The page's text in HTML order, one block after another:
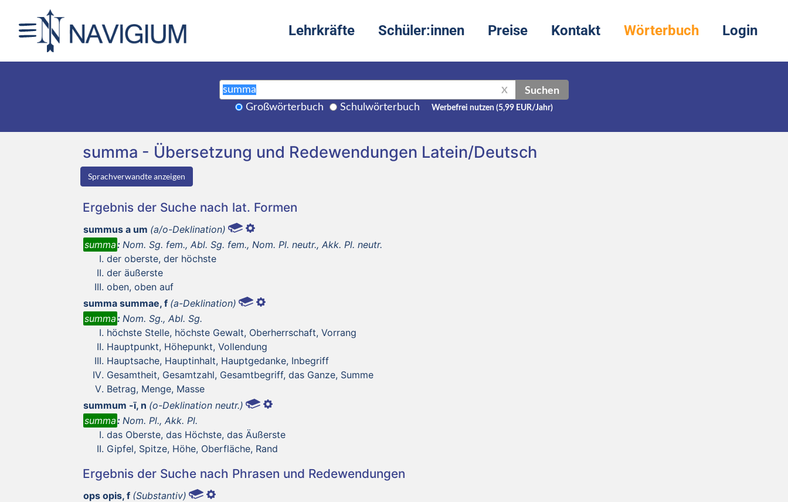
Lehrkräfte Schüler:innen Preise Kontakt Wörterbuch Login
X Suchen
Großwörterbuch Schulwörterbuch Werbefrei nutzen (5,99 EUR/Jahr)
summa - Übersetzung und Redewendungen Latein/Deutsch
Sprachverwandte anzeigen
Ergebnis der Suche nach lat. Formen
summus a um (a/o-Deklination)
summa: Nom. Sg. fem., Abl. Sg. fem., Nom. Pl. neutr., Akk. Pl. neutr.
der oberste, der höchste
der äußerste
oben, oben auf
summa summae, f (a-Deklination)
summa: Nom. Sg., Abl. Sg.
höchste Stelle, höchste Gewalt, Oberherrschaft, Vorrang
Hauptpunkt, Höhepunkt, Vollendung
Hauptsache, Hauptinhalt, Hauptgedanke, Inbegriff
Gesamtheit, Gesamtzahl, Gesamtbegriff, das Ganze, Summe
Betrag, Menge, Masse
summum -ī, n (o-Deklination neutr.)
summa: Nom. Pl., Akk. Pl.
das Oberste, das Höchste, das Äußerste
Gipfel, Spitze, Höhe, Oberfläche, Rand
Ergebnis der Suche nach Phrasen und Redewendungen
ops opis, f (Substantiv)